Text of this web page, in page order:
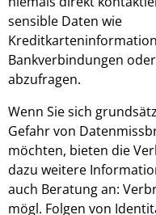
sensible Daten wie
Bankverbindungen
abzufragen.
Wenn Sie sich
Gefahr von
möchten, bieten die
dazu weitere
auch Beratung an:
mögl. Folgen von